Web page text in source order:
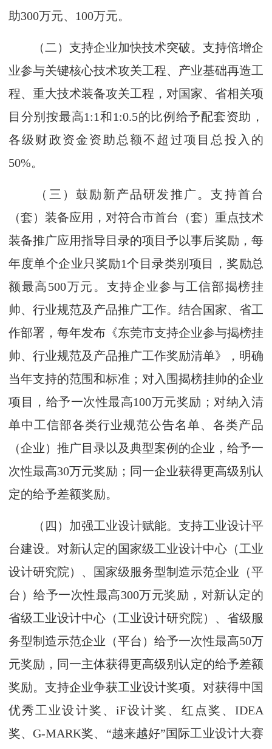
助300万元、100万元。
（二）支持企业加快技术突破。支持倍增企
业参与关键核心技术攻关工程、产业基础再造工
程、重大技术装备攻关工程，对国家、省相关项
目分别按最高1:1和1:0.5的比例给予配套资助，
各级财政资金资助总额不超过项目总投入的
50%。
（三）鼓励新产品研发推广。支持首台
（套）装备应用，对符合市首台（套）重点技术
装备推广应用指导目录的项目予以事后奖励，每
年度单个企业只奖励1个目录类别项目，奖励总
额最高500万元。支持企业参与工信部揭榜挂
帅、行业规范及产品推广工作。结合国家、省工
作部署，每年发布《东莞市支持企业参与揭榜挂
帅、行业规范及产品推广工作奖励清单》，明确
当年支持的范围和标准；对入围揭榜挂帅的企业
项目，给予一次性最高100万元奖励；对纳入清
单中工信部各类行业规范公告名单、各类产品
（企业）推广目录以及典型案例的企业，给予一
次性最高30万元奖励；同一企业获得更高级别认
定的给予差额奖励。
（四）加强工业设计赋能。支持工业设计平
台建设。对新认定的国家级工业设计中心（工业
设计研究院）、国家级服务型制造示范企业（平
台）给予一次性最高300万元奖励，对新认定的
省级工业设计中心（工业设计研究院）、省级服
务型制造示范企业（平台）给予一次性最高50万
元奖励，同一主体获得更高级别认定的给予差额
奖励。支持企业争获工业设计奖项。对获得中国
优秀工业设计奖、iF设计奖、红点奖、IDEA
奖、G-MARK奖、“越来越好”国际工业设计大赛